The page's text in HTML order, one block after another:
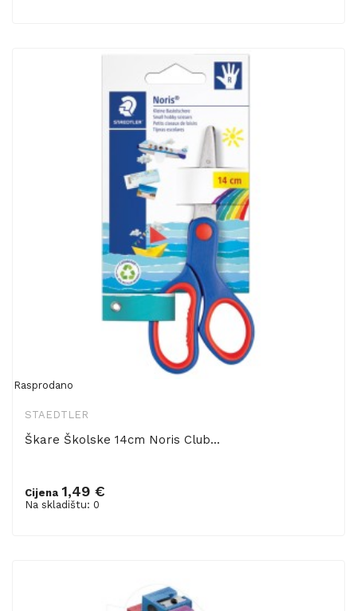
Rasprodano
STAEDTLER
Škare Školske 14cm Noris Club...
Cijena 1,49 €
Na skladištu: 0